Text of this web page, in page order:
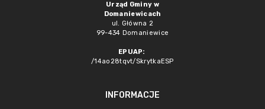
Urząd Gminy w
Domaniewicach
ul. Główna 2
99-434 Domaniewice
EPUAP:
/14ao28tqvt/SkrytkaESP
INFORMACJE